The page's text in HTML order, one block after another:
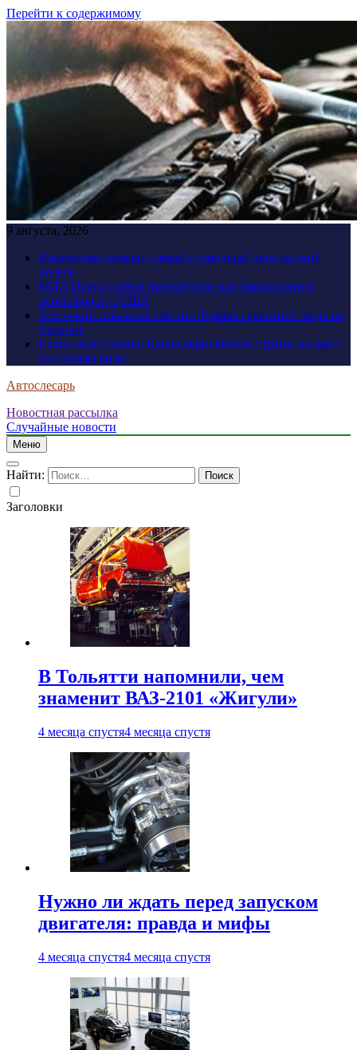
Перейти к содержимому
9 августа, 2026
Москвичам назвали самый солнечный день на этой
неделе
МИД Ирана назвал препятствие для продолжения
переговоров с США
Зеленский отказался считать Трампа гарантией мира на
Украине
Ехать через греков: Какие европейские страны выдают
россиянам визы
Автослесарь
Новостная рассылка
Случайные новости
Меню
Найти:
Заголовки
В Тольятти напомнили, чем
знаменит ВАЗ-2101 «Жигули»
4 месяца спустя4 месяца спустя
Нужно ли ждать перед запуском
двигателя: правда и мифы
4 месяца спустя4 месяца спустя